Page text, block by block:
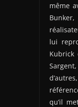
même
lui
Kubrick
Sargent,
qu’il